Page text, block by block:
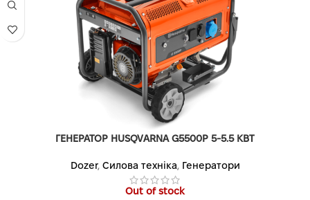
ГЕНЕРАТОР HUSQVARNA G5500P 5-5.5 КВТ
Dozer, Силова техніка, Генератори
Out of stock